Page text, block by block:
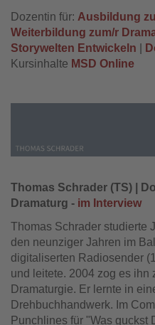
Dozentin für: Ausbildung
Weiterbildung zum/r
Storywelten Entwickeln
Kursinhalte MSD Online
Thomas Schrader (TS) |
Dramaturg - im Interview
Thomas Schrader studierte
den neunziger Jahren im
digitaliserten Radiosender
und leitete. 2004 zog es ihn
Dramaturgie. Er lernte in
Drehbuchhandwerk. Im
Punchlines für "Was guckst